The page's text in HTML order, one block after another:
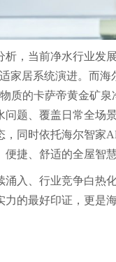
析，当前净水行业发
家居系统演进。而
质的卡萨帝黄金矿
问题、覆盖日常全场
，同时依托海尔智家
便捷、舒适的全屋智
涌入、行业竞争白热
力的最好印证，更是